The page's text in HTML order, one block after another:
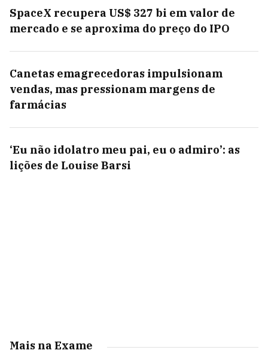
SpaceX recupera US$ 327 bi em valor de
mercado e se aproxima do preço do IPO
Canetas emagrecedoras impulsionam
vendas, mas pressionam margens de
farmácias
‘Eu não idolatro meu pai, eu o admiro’: as
lições de Louise Barsi
Mais na Exame